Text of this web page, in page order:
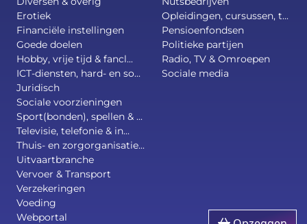
Erotiek
Financiële instellingen
Goede doelen
Hobby, vrije tijd & fancl...
ICT-diensten, hard- en so...
Juridisch
Opleidingen, cursussen, t...
Pensioenfondsen
Politieke partijen
Radio, TV & Omroepen
Sociale media
Sociale voorzieningen
Sport(bonden), spellen & ...
Televisie, telefonie & in...
Thuis- en zorgorganisatie...
Uitvaartbranche
Vervoer & Transport
Verzekeringen
Voeding
Webportal